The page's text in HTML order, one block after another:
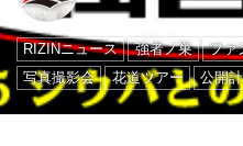
RIZINニュース 強者ノ巣 ファ
写真撮影会
花道ツアー 公開